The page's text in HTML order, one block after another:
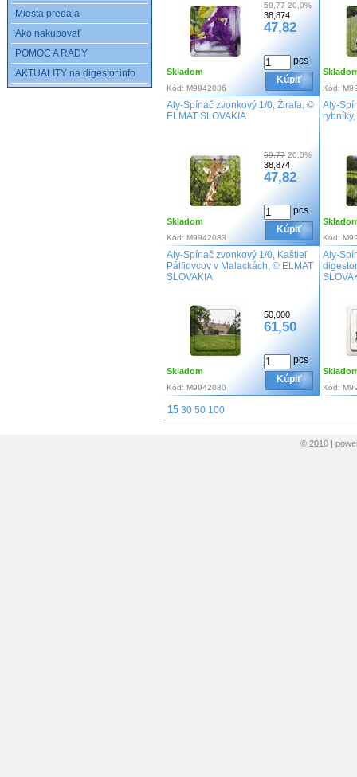
59,77 20,0%
38,874
47,82
pcs
Kúpiť
Skladom
Kód: M9942086 Kód:
Aly-Spínač zvonkový 1/0, Žirafa, ©
ELMAT SLOVAKIA
59,77 20,0%
38,874
47,82
pcs
Kúpiť
Skladom
Kód: M9942083
Aly-
Kód:
Aly-Spínač zvonkový 1/0, Kaštieľ
Pálfiovcov v Malackách, © ELMAT
SLOVAKIA
50,000
61,50
pcs
Kúpiť
Skladom
Kód: M9942080
Aly-
Kód:
15 30 50 100
Miesta predaja
Ako nakupovať
POMOC A RADY
AKTUALITY na digestor.info
© 2010 |